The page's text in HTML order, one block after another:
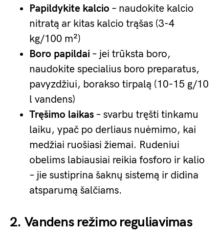
Papildykite kalcio – naudokite kalcio
nitratą ar kitas kalcio trąšas (3-4
kg/100 m²)
Boro papildai – jei trūksta boro,
naudokite specialius boro preparatus,
pavyzdžiui, borakso tirpalą (10-15 g/10
l vandens)
Tręšimo laikas – svarbu tręšti tinkamu
laiku, ypač po derliaus nuėmimo, kai
medžiai ruošiasi žiemai. Rudeniui
obelims labiausiai reikia fosforo ir kalio
– jie sustiprina šaknų sistemą ir didina
atsparumą šalčiams.
2. Vandens režimo reguliavimas